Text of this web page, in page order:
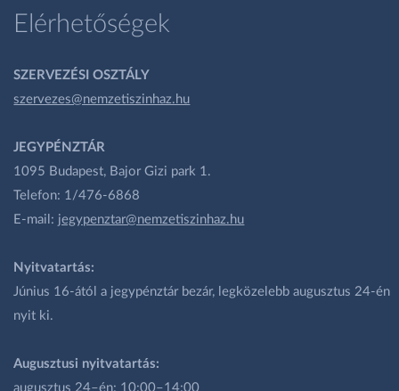
Elérhetőségek
SZERVEZÉSI OSZTÁLY
szervezes@nemzetiszinhaz.hu
JEGYPÉNZTÁR
1095 Budapest, Bajor Gizi park 1.
Telefon: 1/476-6868
E-mail: jegypenztar@nemzetiszinhaz.hu
Nyitvatartás:
Június 16-ától a jegypénztár bezár, legközelebb augusztus 24-én
nyit ki.
Augusztusi nyitvatartás:
augusztus 24–én: 10:00–14:00